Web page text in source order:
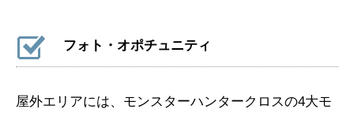
フォト・オポチュニティ
屋外エリアには、モンスターハンタークロスの4大モ